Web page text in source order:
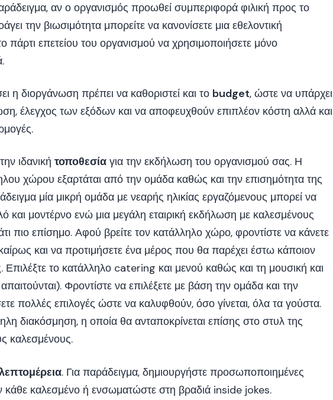
αν ο οργανισμός προωθεί συμπεριφορά φιλική προς το
την βιωσιμότητα μπορείτε να κανονίσετε μια εθελοντική
πάρτι επετείου του οργανισμού να χρησιμοποιήσετε μόνο
η διοργάνωση πρέπει να καθοριστεί και το budget, ώστε να υπάρχει
έλεγχος των εξόδων και να αποφευχθούν επιπλέον κόστη αλλά και
ιδανική τοποθεσία για την εκδήλωση του οργανισμού σας. Η
χώρου εξαρτάται από την ομάδα καθώς και την επισημότητα της
μία μικρή ομάδα με νεαρής ηλικίας εργαζόμενους μπορεί να
και μοντέρνο ενώ μια μεγάλη εταιρική εκδήλωση με καλεσμένους
πιο επίσημο. Αφού βρείτε τον κατάλληλο χώρο, φροντίστε να κάνετε
και να προτιμήσετε ένα μέρος που θα παρέχει έστω κάποιον
Επιλέξτε το κατάλληλο catering και μενού καθώς και τη μουσική και
Φροντίστε να επιλέξετε με βάση την ομάδα και την
πολλές επιλογές ώστε να καλυφθούν, όσο γίνεται, όλα τα γούστα.
διακόσμηση, η οποία θα ανταποκρίνεται επίσης στο στυλ της
καλεσμένους.
. Για παράδειγμα, δημιουργήστε προσωποποιημένες
κάθε καλεσμένο ή ενσωματώστε στη βραδιά inside jokes.